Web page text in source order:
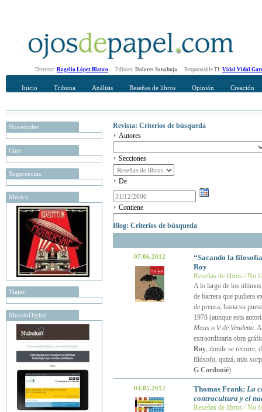
Director: Rogelio López Blanco Editora: Dolores Sanahuja Responsable TI: Vidal Vidal
Inicio Tribuna Análisis Reseñas de libros Opinión Creación
Novedades
Cine
Sugerencias
Música
Viajes
MundoDigital
Revista: Criterios de búsqueda
Autores
Secciones
De
Contiene
Blog: Criterios de búsqueda
07.06.2012
“Sacando la
Roy
Reseñas de libros / No
A lo largo de los
de barrera que pudiera
de prensa, hasta su
1978 (aunque esta
Mauso V de Vendetta.
extraordinaria obra
Roy, donde se recorre,
filósofo, quizá, más
G Cordonié)
04.05.2012 Thomas Frank: La
contracultura y el
Reseñas de libros / No